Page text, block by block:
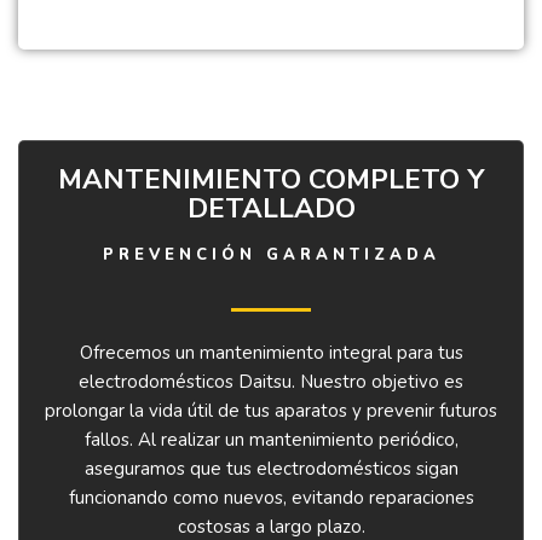
MANTENIMIENTO COMPLETO Y
DETALLADO
PREVENCIÓN GARANTIZADA
Ofrecemos un mantenimiento integral para tus
electrodomésticos Daitsu. Nuestro objetivo es
prolongar la vida útil de tus aparatos y prevenir futuros
fallos. Al realizar un mantenimiento periódico,
aseguramos que tus electrodomésticos sigan
funcionando como nuevos, evitando reparaciones
costosas a largo plazo.